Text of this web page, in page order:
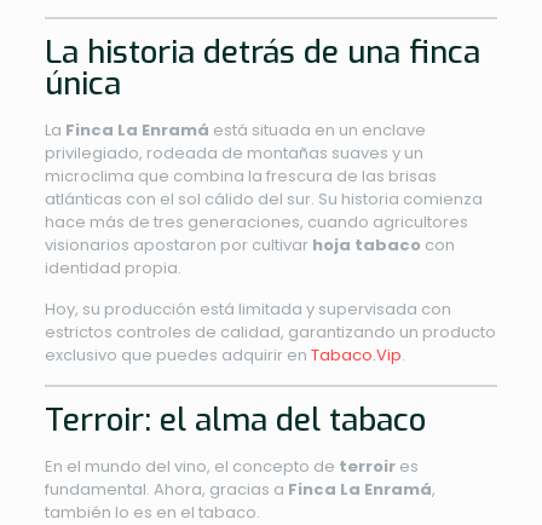
La historia detrás de una finca
única
La Finca La Enramá está situada en un enclave
privilegiado, rodeada de montañas suaves y un
microclima que combina la frescura de las brisas
atlánticas con el sol cálido del sur. Su historia comienza
hace más de tres generaciones, cuando agricultores
visionarios apostaron por cultivar hoja tabaco con
identidad propia.
Hoy, su producción está limitada y supervisada con
estrictos controles de calidad, garantizando un producto
exclusivo que puedes adquirir en Tabaco.Vip.
Terroir: el alma del tabaco
En el mundo del vino, el concepto de terroires
fundamental. Ahora, gracias a Finca La Enramá,
también lo es en el tabaco.